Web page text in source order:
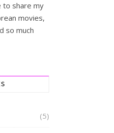
to share my
movies,
so much
(5)